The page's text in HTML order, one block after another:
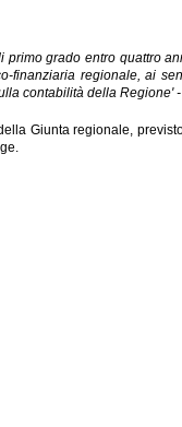
grado entro quattro
finanziaria regionale, ai
contabilità della Regione'
Giunta regionale,